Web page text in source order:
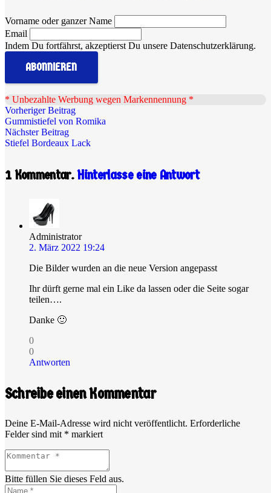
Vorname oder ganzer Name
Email
Indem Du fortfährst, akzeptierst Du unsere Datenschutzerklärung.
* Unbezahlte Werbung wegen Markennennung *
Vorheriger Beitrag
Gummistiefel von Romika
Nächster Beitrag
Stiefel Bordeaux Lack
1Kommentar. Hinterlasse eine Antwort
Administrator
2. März 2022 19:24
Die Bilder wurden an die neue Version angepasst
Ihr dürft gerne mal ein Like da lassen oder die Seite sogar
teilen….
Danke 🙂
0
0
Antworten
Schreibe einen Kommentar
Deine E-Mail-Adresse wird nicht veröffentlicht. Erforderliche
Felder sind mit * markiert
Bitte füllen Sie dieses Feld aus.